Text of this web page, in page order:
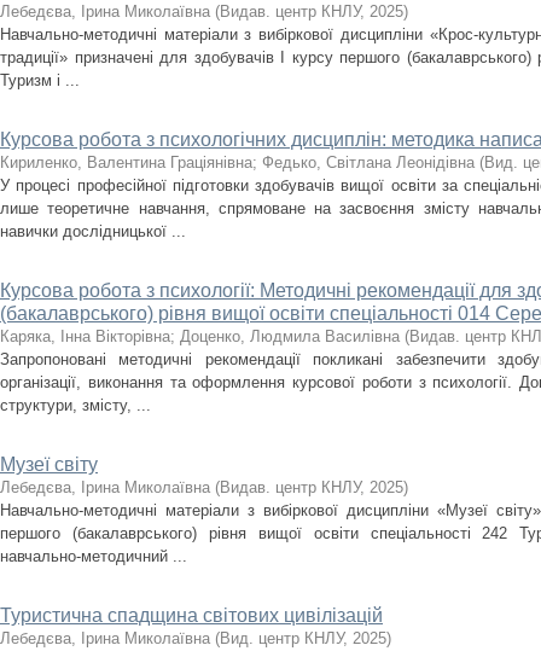
Лебедєва, Ірина Миколаївна (Видав. центр КНЛУ, 2025)
Навчально-методичні матеріали з вибіркової дисципліни «Крос-
традиції» призначені для здобувачів І курсу першого (бакалаврського)
Туризм і ...
Курсова робота з психологічних дисциплін: методика
Кириленко, Валентина Граціянівна; Федько, Світлана Леонідівна (Вид.
У процесі професійної підготовки здобувачів вищої освіти за
лише теоретичне навчання, спрямоване на засвоєння змісту
навички дослідницької ...
Курсова робота з психології: Методичні рекомендації для
(бакалаврського) рівня вищої освіти спеціальності 014
Каряка, Інна Вікторівна; Доценко, Людмила Василівна (Видав. центр
Запропоновані методичні рекомендації покликані забезпечити
організації, виконання та оформлення курсової роботи з психології.
структури, змісту, ...
Музеї світу
Лебедєва, Ірина Миколаївна (Видав. центр КНЛУ, 2025)
Навчально-методичні матеріали з вибіркової дисципліни «Музеї
першого (бакалаврського) рівня вищої освіти спеціальності 242
навчально-методичний ...
Туристична спадщина світових цивілізацій
Лебедєва, Ірина Миколаївна (Вид. центр КНЛУ, 2025)